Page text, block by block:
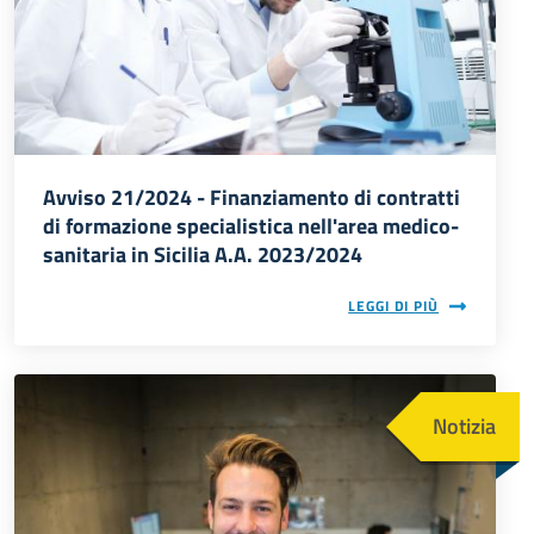
Avviso 21/2024 - Finanziamento di contratti
di formazione specialistica nell'area medico-
sanitaria in Sicilia A.A. 2023/2024
LEGGI DI PIÙ
Notizia